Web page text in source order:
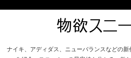
ナイキ、アディダス、ニューバランスなどの